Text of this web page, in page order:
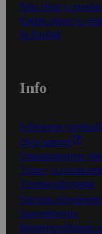
Näin tilaat ja
Kaikki ohjeet ja
In English
Info
S-Business
Oiva-raportit
Osuuskauppojen
Tilaus- ja
Tietosuojakäytäntö
Palvelun käyttöehdot
Saavutettavuus
Mobiilisovelluksen